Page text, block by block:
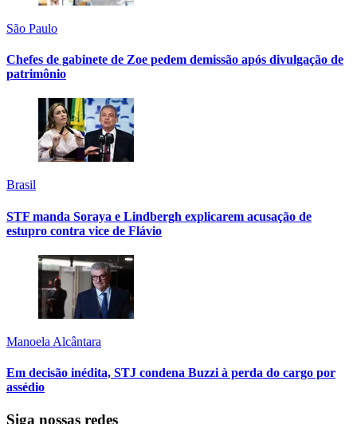
São Paulo
Chefes de gabinete de Zoe pedem demissão após divulgação de
patrimônio
Brasil
STF manda Soraya e Lindbergh explicarem acusação de
estupro contra vice de Flávio
Manoela Alcântara
Em decisão inédita, STJ condena Buzzi à perda do cargo por
assédio
Siga nossas redes